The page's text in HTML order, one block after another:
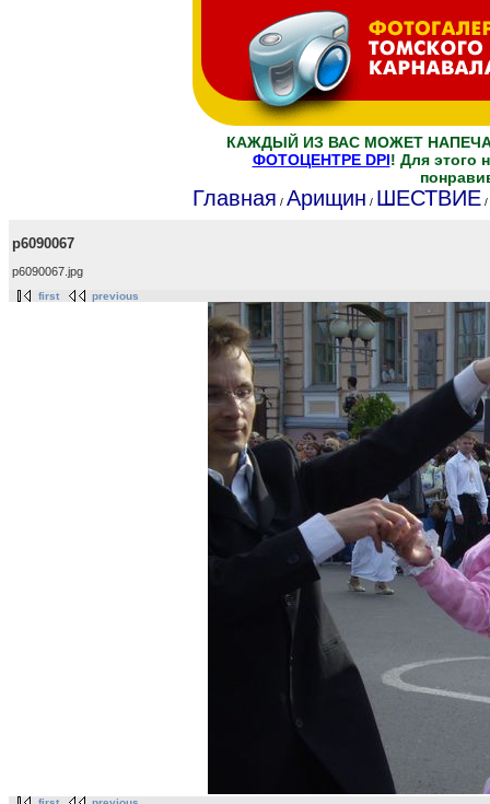
КАЖДЫЙ ИЗ ВАС МОЖЕТ
ФОТОЦЕНТРЕ DPI! Для этого
Главная / Арищин / ШЕСТВИЕ /
p6090067
p6090067.jpg
first previous